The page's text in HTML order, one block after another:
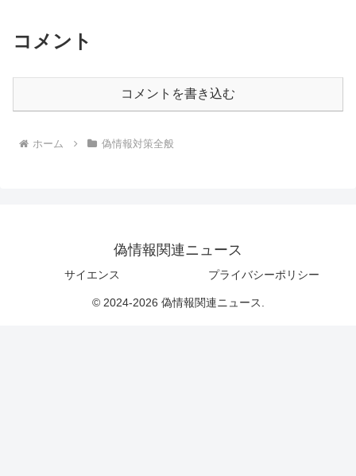
コメント
コメントを書き込む
ホーム 偽情報対策全般
偽情報関連ニュース
サイエンス プライバシーポリシー
© 2024-2026 偽情報関連ニュース.